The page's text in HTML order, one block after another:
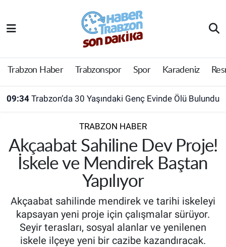
Trabzon Haber Trabzonspor Spor Karadeniz
09:34 Trabzon’da 30 Yaşındaki Genç Evinde Ölü Bulundu
TRABZON HABER
Akçaabat Sahiline Dev Proje!
İskele ve Mendirek Baştan
Yapılıyor
Akçaabat sahilinde mendirek ve tarihi iskeleyi
kapsayan yeni proje için çalışmalar sürüyor.
Seyir terasları, sosyal alanlar ve yenilenen
iskele ilçeye yeni bir cazibe kazandıracak.
Trabzon Haber
Trabzonspor
Resmi Reklam
Yazarlar
Trabzon Nöbetçi Eczaneler
Trabzon Hava Durumu
Süper Lig Puan Durumu ve Fikstür
Tüm Manşetler
Son Dakika Haberleri
Haber Arşivi